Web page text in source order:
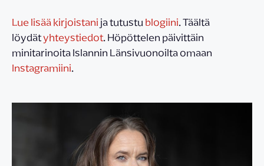
Lue lisää kirjoistanija tutustublogiini. Täältä
löydätyhteystiedot. Höpöttelen päivittäin
minitarinoita Islannin Länsivuonoilta omaan
Instagramiini.